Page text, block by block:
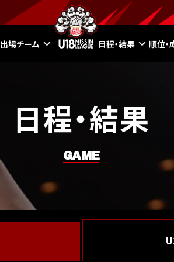
出場チーム 日程・結果 順位・
日程・結果
GAME